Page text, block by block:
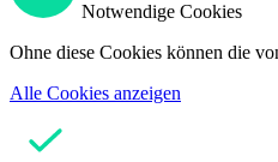
Notwendige Cookies
Ohne diese Cookies können die
Alle Cookies anzeigen